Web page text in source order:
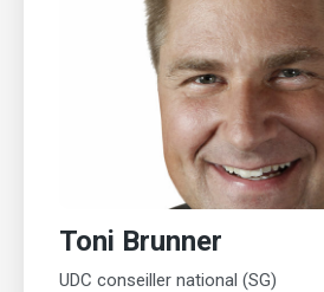
Toni Brunner
UDC conseiller national (SG)